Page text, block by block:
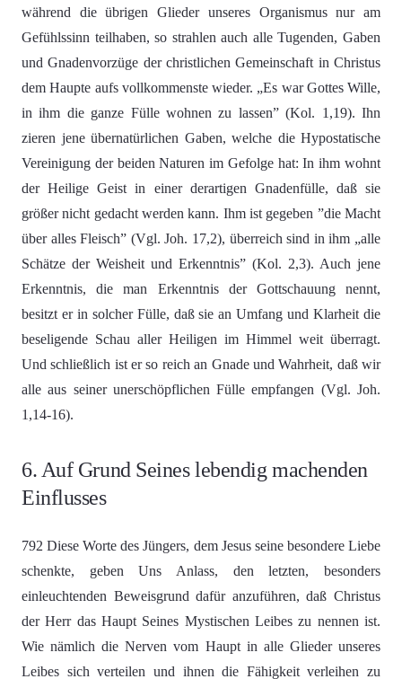
während die übrigen Glieder unseres Organismus nur am
Gefühlssinn teilhaben, so strahlen auch alle Tugenden, Gaben
und Gnadenvorzüge der christlichen Gemeinschaft in Christus
dem Haupte aufs vollkommenste wieder. „Es war Gottes Wille,
in ihm die ganze Fülle wohnen zu lassen” (Kol. 1,19). Ihn
zieren jene übernatürlichen Gaben, welche die Hypostatische
Vereinigung der beiden Naturen im Gefolge hat: In ihm wohnt
der Heilige Geist in einer derartigen Gnadenfülle, daß sie
größer nicht gedacht werden kann. Ihm ist gegeben ”die Macht
über alles Fleisch” (Vgl. Joh. 17,2), überreich sind in ihm „alle
Schätze der Weisheit und Erkenntnis” (Kol. 2,3). Auch jene
Erkenntnis, die man Erkenntnis der Gottschauung nennt,
besitzt er in solcher Fülle, daß sie an Umfang und Klarheit die
beseligende Schau aller Heiligen im Himmel weit überragt.
Und schließlich ist er so reich an Gnade und Wahrheit, daß wir
alle aus seiner unerschöpflichen Fülle empfangen (Vgl. Joh.
1,14-16).
6. Auf Grund Seines lebendig machenden
Einflusses
792 Diese Worte des Jüngers, dem Jesus seine besondere Liebe
schenkte, geben Uns Anlass, den letzten, besonders
einleuchtenden Beweisgrund dafür anzuführen, daß Christus
der Herr das Haupt Seines Mystischen Leibes zu nennen ist.
Wie nämlich die Nerven vom Haupt in alle Glieder unseres
Leibes sich verteilen und ihnen die Fähigkeit verleihen zu